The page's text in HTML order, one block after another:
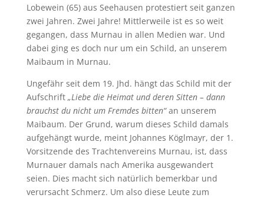
Lobewein (65) aus Seehausen protestiert seit ganzen
zwei Jahren. Zwei Jahre! Mittlerweile ist es so weit
gegangen, dass Murnau in allen Medien war. Und
dabei ging es doch nur um ein Schild, an unserem
Maibaum in Murnau.
Ungefähr seit dem 19. Jhd. hängt das Schild mit der
Aufschrift „Liebe die Heimat und deren Sitten – dann
brauchst du nicht um Fremdes bitten“an unserem
Maibaum. Der Grund, warum dieses Schild damals
aufgehängt wurde, meint Johannes Köglmayr, der 1.
Vorsitzende des Trachtenvereins Murnau, ist, dass
Murnauer damals nach Amerika ausgewandert
seien. Dies macht sich natürlich bemerkbar und
verursacht Schmerz. Um also diese Leute zum